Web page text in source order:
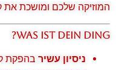
המוזיקה שלכם ומושכת
Was ist dein Ding?
ניסיון עשיר בהפקת